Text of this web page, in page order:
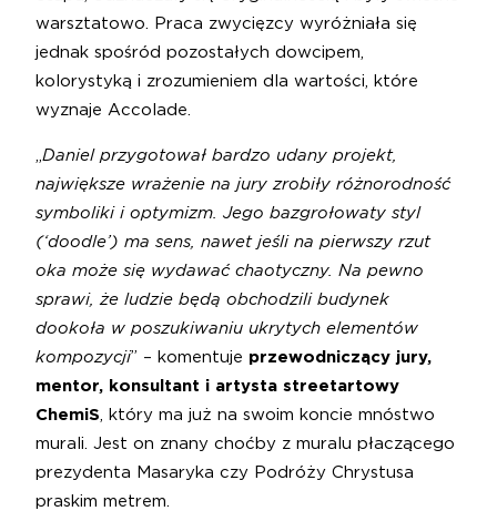
warsztatowo. Praca zwycięzcy wyróżniała się
jednak spośród pozostałych dowcipem,
kolorystyką i zrozumieniem dla wartości, które
wyznaje Accolade.
Daniel przygotował bardzo udany projekt,
największe wrażenie na jury zrobiły różnorodność
symboliki i optymizm. Jego bazgrołowaty styl
(‘doodle’) ma sens, nawet jeśli na pierwszy rzut
oka może się wydawać chaotyczny. Na pewno
sprawi, że ludzie będą obchodzili budynek
dookoła w poszukiwaniu ukrytych elementów
kompozycji” – komentuje przewodniczący jury,
mentor, konsultant i artysta streetartowy
ChemiS , który ma już na swoim koncie mnóstwo
murali. Jest on znany choćby z muralu płaczącego
prezydenta Masaryka czy Podróży Chrystusa
praskim metrem.